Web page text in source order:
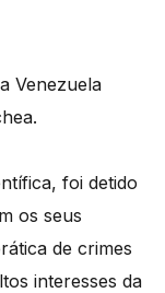
Venezuela
foi detido
os seus
de crimes
interesses da